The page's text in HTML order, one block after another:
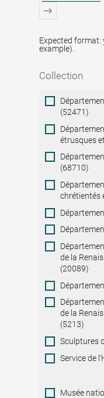
Expected format:
example).
Collection
Collection
(52471)
étrusques
(68710)
chrétientés
de la
(20089)
de la
(5213)
Sculptures
Service de
Musée